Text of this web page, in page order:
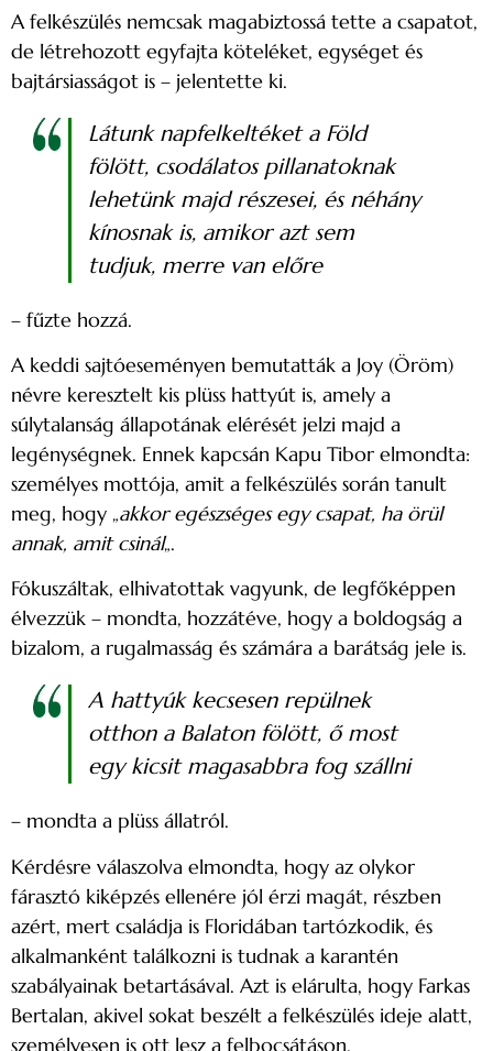
A felkészülés nemcsak magabiztossá tette a csapatot,
de létrehozott egyfajta köteléket, egységet és
bajtársiasságot is – jelentette ki.
Látunk napfelkeltéket a Föld
fölött, csodálatos pillanatoknak
lehetünk majd részesei, és néhány
kínosnak is, amikor azt sem
tudjuk, merre van előre
– fűzte hozzá.
A keddi sajtóeseményen bemutatták a Joy (Öröm)
névre keresztelt kis plüss hattyút is, amely a
súlytalanság állapotának elérését jelzi majd a
legénységnek. Ennek kapcsán Kapu Tibor elmondta:
személyes mottója, amit a felkészülés során tanult
meg, hogy „akkor egészséges egy csapat, ha örül
annak, amit csinál„.
Fókuszáltak, elhivatottak vagyunk, de legfőképpen
élvezzük – mondta, hozzátéve, hogy a boldogság a
bizalom, a rugalmasság és számára a barátság jele is.
A hattyúk kecsesen repülnek
otthon a Balaton fölött, ő most
egy kicsit magasabbra fog szállni
– mondta a plüss állatról.
Kérdésre válaszolva elmondta, hogy az olykor
fárasztó kiképzés ellenére jól érzi magát, részben
azért, mert családja is Floridában tartózkodik, és
alkalmanként találkozni is tudnak a karantén
szabályainak betartásával. Azt is elárulta, hogy Farkas
Bertalan, akivel sokat beszélt a felkészülés ideje alatt,
személyesen is ott lesz a felbocsátáson.